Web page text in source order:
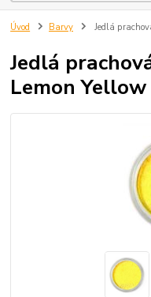
Úvod Barvy Jedlá
Jedlá
Lemon